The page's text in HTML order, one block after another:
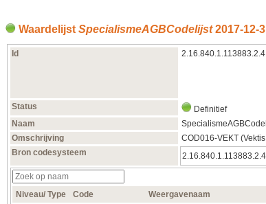
Waardelijst SpecialismeAGBCodelijst
Id
Status Definitief
Naam
Omschrijving
COD016-VEKT
Bron codesysteem
Niveau/ Type Code Weergavenaam